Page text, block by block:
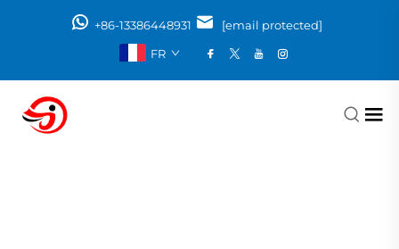
+86-13386448931
[email protected]
FR